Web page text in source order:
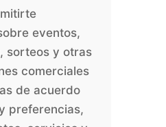
eventos,
sorteos y otras
comerciales
de acuerdo
preferencias,